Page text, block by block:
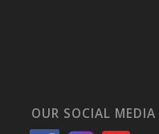
OUR SOCIAL MEDIA